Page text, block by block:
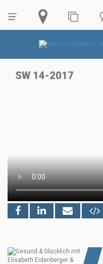
SW 14-2017